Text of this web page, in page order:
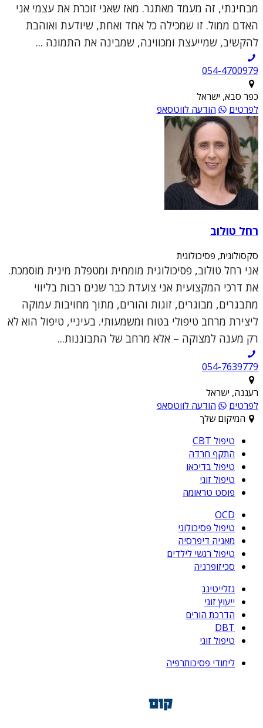
מבחינתי, זה מעמד מאתגר. מאז שאני זוכרת את עצמי אני
האדם ממול. זו שמכילה כל אחד ואחת, שיודעת ואוהבת
להקשיב, שמייעצת ומכווינה, שמבינה את התמונה ...
054-4700979
כפר סבא, ישראל
לפרטים
הודעה לווטסאפ
רחל טולוב
סקסולוגית, פסיכולוגית
אני רחל טולוב, פסיכולוגית מומחית ומטפלת מינית מוסמכת.
את דרכי המקצועית אני צועדת כבר שנים רבות בליווי
מתבגרים, מבוגרים, זוגות והורים, מתוך מחויבות עמוקה
ליצירת מרחב טיפולי בטוח ומשמעותי. בעיניי, טיפול הוא לא
רק מענה למצוקה – אלא מרחב של התבוננות...
054-7639779
רעננה, ישראל
לפרטים
הודעה לווטסאפ
המיקום שלך
טיפול CBT
התקף חרדה
טיפול בדיכאו
טיפול זוגי
פוסט טראומה
OCD
טיפול פסיכולוגי
מאניה דיפרסיה
טיפול רגשי לילדים
סכיזופרניה
גזלייטינג
ייעוץ זוגי
הדרכת הורים
DBT
טיפול זוגי
לימודי פסיכותרפיה